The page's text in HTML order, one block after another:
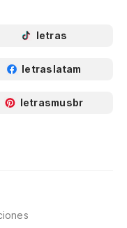
letras
letraslatam
letrasmusbr